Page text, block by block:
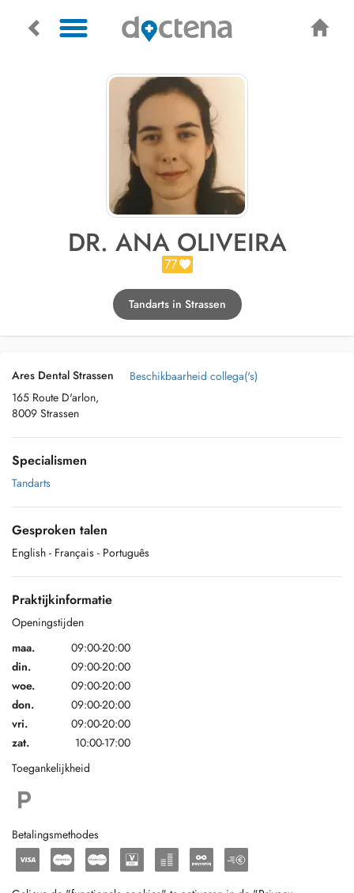
DR. ANA OLIVEIRA
77
Tandarts in Strassen
Ares Dental Strassen
165 Route D'arlon,
8009 Strassen
Beschikbaarheid collega('s)
Specialismen
Tandarts
Gesproken talen
English - Français - Português
Praktijkinformatie
Openingstijden
maa.
09:00-20:00
din.
09:00-20:00
woe.
09:00-20:00
don.
09:00-20:00
vri.
09:00-20:00
zat.
10:00-17:00
Toegankelijkheid
Betalingsmethodes